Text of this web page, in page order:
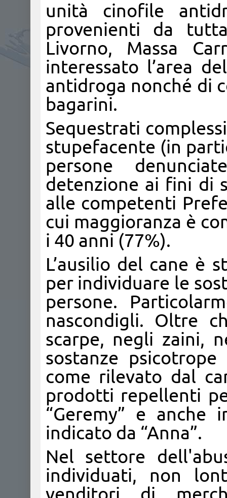
unità cinofile
provenienti da
Livorno, Massa
interessato l’area
antidroga nonché di
bagarini.
Sequestrati
stupefacente (in
persone
detenzione ai fini di
alle competenti
cui maggioranza è
i 40 anni (77%).
L’ausilio del cane è
per individuare le
persone.
nascondigli. Oltre
scarpe, negli zaini,
sostanze
come rilevato dal
prodotti repellenti
“Geremy” e anche
indicato da “Anna”.
Nel settore
individuati, non
venditori di